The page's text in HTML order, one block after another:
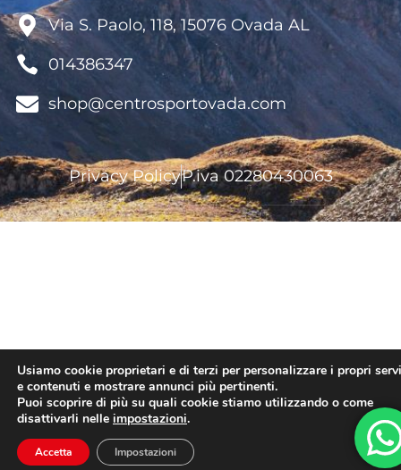
Via S. Paolo, 118, 15076 Ovada AL
014386347
shop@centrosportovada.com
Privacy PolicyP.iva 02280430063
Usiamo cookie proprietari e di terzi per personalizzare i propri
e contenuti e mostrare annunci più pertinenti.
Puoi scoprire di più su quali cookie stiamo utilizzando o come
disattivarli nelle impostazioni.
Accetta Impostazioni